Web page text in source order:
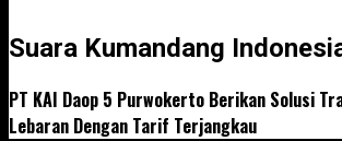
Suara Kumandang
PT KAI Daop 5 Purwokerto Berikan Solusi
Lebaran Dengan Tarif Terjangkau